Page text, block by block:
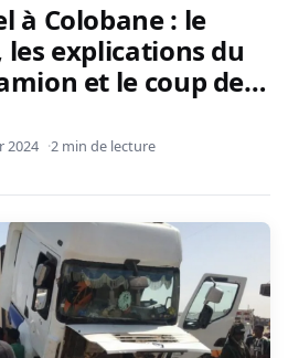
à Colobane : le
explications du
et le coup de…
2024 2 min de lecture